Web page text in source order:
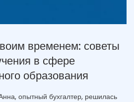
временем: советы
в сфере
образования
опытный бухгалтер, решилась